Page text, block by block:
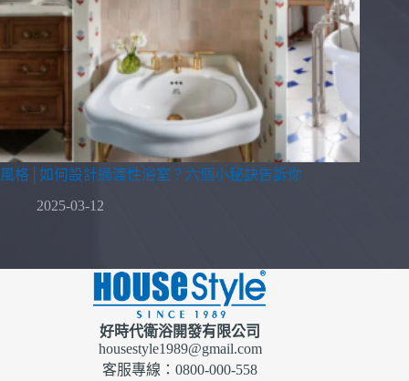
風格│如何設計過渡性浴室？六個小秘訣告訴你
2025-03-12
好時代衛浴開發有限公司
housestyle1989@gmail.com
客服專線：0800-000-558